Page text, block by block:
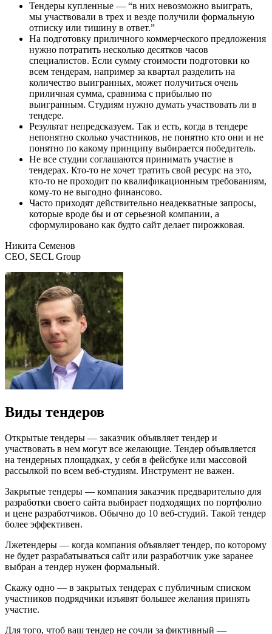
Тендеры купленные — “в них невозможно выиграть,
мы участвовали в трех и везде получили формальную
отписку или тишину в ответ.”
На подготовку приличного коммерческого предложения
нужно потратить несколько десятков часов
специалистов. Если сумму стоимости подготовки ко
всем тендерам, например за квартал разделить на
количество выигранных, может получиться очень
приличная сумма, сравнима с прибылью по
выигранным. Студиям нужно думать участвовать ли в
тендере.
Результат непредсказуем. Так и есть, когда в тендере
непонятно сколько участников, не понятно кто они и не
понятно по какому принципу выбирается победитель.
Не все студии соглашаются принимать участие в
тендерах. Кто-то не хочет тратить свой ресурс на это,
кто-то не проходит по квалификационным требованиям,
кому-то не выгодно финансово.
Часто приходят действительно неадекватные запросы,
которые вроде бы и от серьезной компании, а
сформулировано как будто сайт делает пирожковая.
Никита Семенов
CEO, SECL Group
Виды тендеров
Открытые тендеры — заказчик объявляет тендер и
участвовать в нем могут все желающие. Тендер объявляется
на тендерных площадках, у себя в фейсбуке или массовой
рассылкой по всем веб-студиям. Инструмент не важен.
Закрытые тендеры — компания заказчик предварительно для
разработки своего сайта выбирает подходящих по портфолио
и цене разработчиков. Обычно до 10 веб-студий. Такой тендер
более эффективен.
Лжетендеры — когда компания объявляет тендер, по которому
не будет разрабатываться сайт или разработчик уже заранее
выбран а тендер нужен формальный.
Скажу одно — в закрытых тендерах с публичным списком
участников подрядчики изъявят большее желания принять
участие.
Для того, чтоб ваш тендер не сочли за фиктивный —